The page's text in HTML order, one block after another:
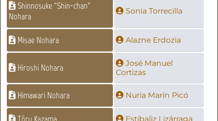
Shinnosuke "Shin-chan"
Nohara
Sonia Torrecilla
Misae Nohara Alazne Erdozia
Hiroshi Nohara
José Manuel
Cortizas
Himawari Nohara Nuria Marín Picó
Estíbaliz Lizárraga